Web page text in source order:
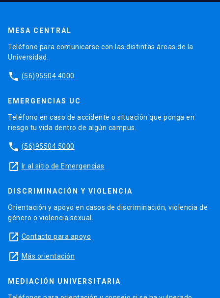
MESA CENTRAL
Teléfono para comunicarse con las distintas áreas de la
Universidad.
phone (56)95504 4000
EMERGENCIAS UC
Teléfono en caso de accidente o situación que ponga en
riesgo tu vida dentro de algún campus.
phone (56)95504 5000
launch Ir al sitio de Emergencias
DISCRIMINACIÓN Y VIOLENCIA
Orientación y apoyo en casos de discriminación, violencia de
género o violencia sexual.
launch Contacto para apoyo
launch Más orientación
MEDIACIÓN UNIVERSITARIA